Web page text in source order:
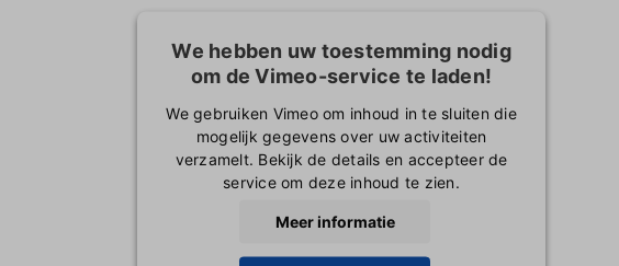
We hebben uw toestemming nodig
om de Vimeo-service te laden!
We gebruiken Vimeo om inhoud in te sluiten die
mogelijk gegevens over uw activiteiten
verzamelt. Bekijk de details en accepteer de
service om deze inhoud te zien.
Meer informatie